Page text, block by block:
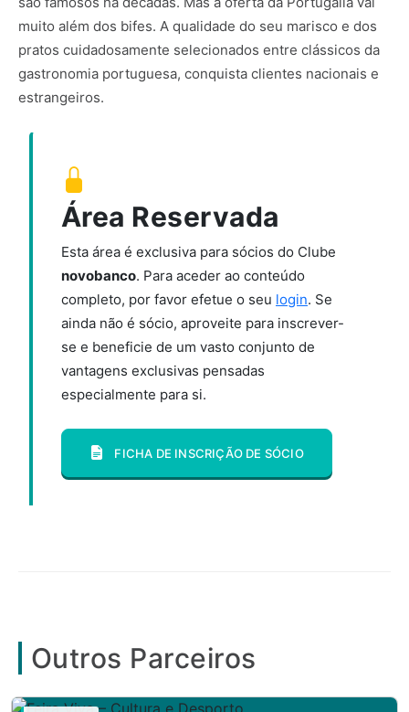
muito além dos bifes. A qualidade do seu marisco e dos
pratos cuidadosamente selecionados entre clássicos da
gastronomia portuguesa, conquista clientes nacionais e
estrangeiros.
Área Reservada
Esta área é exclusiva para sócios do Clube
novobanco. Para aceder ao conteúdo
completo, por favor efetue o seu login. Se
ainda não é sócio, aproveite para inscrever-
se e beneficie de um vasto conjunto de
vantagens exclusivas pensadas
especialmente para si.
FICHA DE INSCRIÇÃO DE SÓCIO
Outros Parceiros